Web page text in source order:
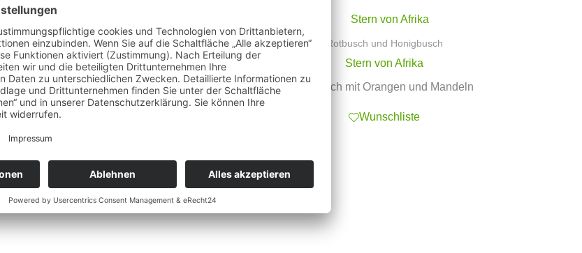
Rotbusch und Honigbusch
Nussknacker
winterlich, mit feiner Mandel – Marzipan Note
Rotbusch und Honigbusch
Stern von Afrika
winterlich mit Orangen und Mandeln
Wunschliste